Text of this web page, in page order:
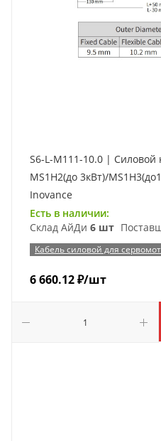
S6-L-M111-10.0 | Силовой
MS1H2(до 3кВт)/
Inovance
Есть в наличии:
Склад АйДи 6 шт
Кабель силовой для
6 660.12₽/шт